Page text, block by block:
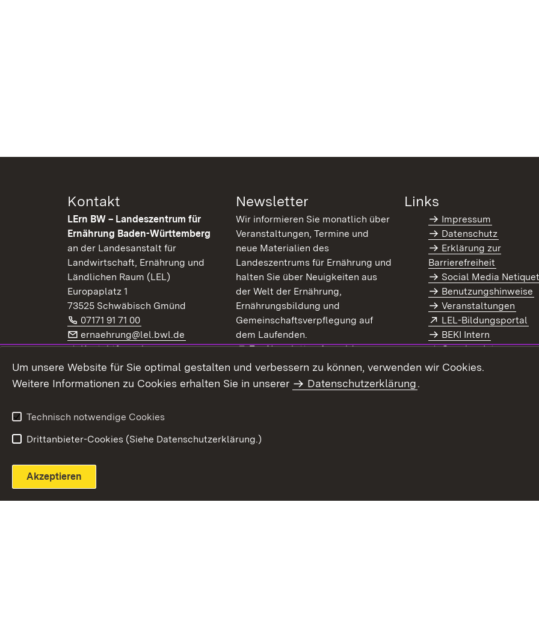
Kontakt
LErn BW – Landeszentrum für
Ernährung Baden-Württemberg
an der Landesanstalt für
Landwirtschaft, Ernährung und
Ländlichen Raum (LEL)
Europaplatz 1
73525 Schwäbisch Gmünd
Telefon:
07171 91 71 00 (Öffnet in neuem Fenster)
E-Mail:
ernaehrung@lel.bwl.de (Öffnet in neuem Fenster)
Kontaktformular
Extern:
LinkedIn (Öffnet in neuem Fenster)
Newsletter
Wir informieren Sie monatlich über
Veranstaltungen, Termine und
neue Materialien des
Landeszentrums für Ernährung und
halten Sie über Neuigkeiten aus
der Welt der Ernährung,
Ernährungsbildung und
Gemeinschaftsverpflegung auf
dem Laufenden.
Extern:
Zur Newsletter-Anmeldung(Öffnet in neuem Fenster)
Newsletter-Archiv
Links
Impressum
Datenschutz
Erklärung zur
Barrierefreiheit
Social Media
Benutzungshinweise
Veranstaltungen
Extern:
LEL-Bildungsportal
BEKI Intern
Coaches Intern
Intranet
Um unsere Website für Sie optimal gestalten und verbessern zu können, verwenden wir Cookies.
Weitere Informationen zu Cookies erhalten Sie in unserer
Datenschutzerklärung.
Technisch notwendige Cookies
Drittanbieter-Cookies (Siehe Datenschutzerklärung.)
Akzeptieren